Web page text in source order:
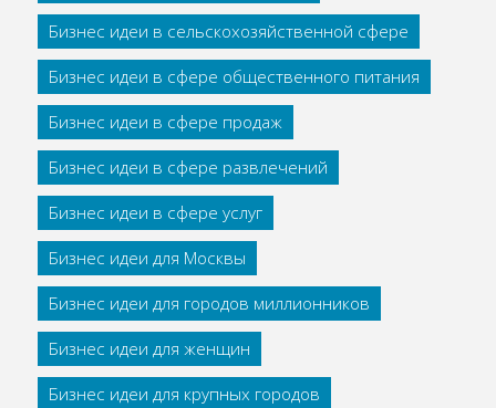
Бизнес идеи в сельскохозяйственной сфере
Бизнес идеи в сфере общественного питания
Бизнес идеи в сфере продаж
Бизнес идеи в сфере развлечений
Бизнес идеи в сфере услуг
Бизнес идеи для Москвы
Бизнес идеи для городов миллионников
Бизнес идеи для женщин
Бизнес идеи для крупных городов